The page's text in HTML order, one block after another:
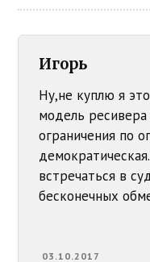
Игорь
Ну,не куплю я
модель
ограничения по
встречаться в
бесконечных
03.10.2017